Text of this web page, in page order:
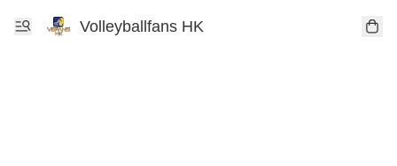
Volleyballfans HK